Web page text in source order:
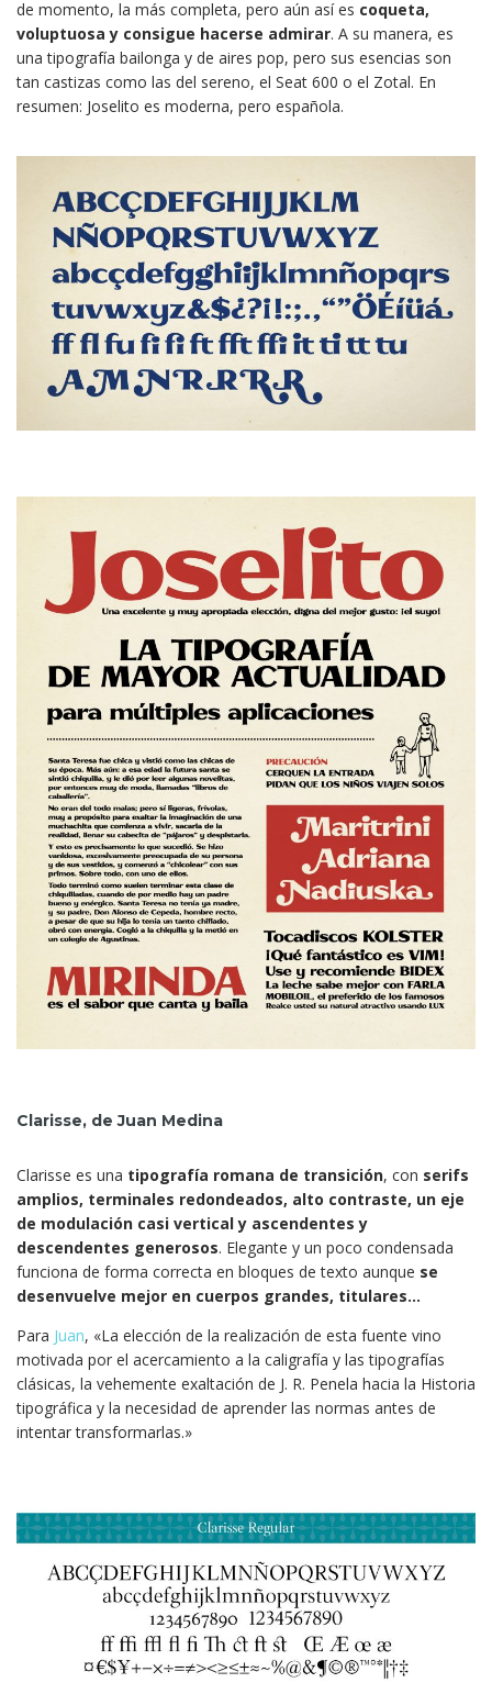
de momento, la más completa, pero aún así es coqueta,
voluptuosa y consigue hacerse admirar. A su manera, es
una tipografía bailonga y de aires pop, pero sus esencias son
tan castizas como las del sereno, el Seat 600 o el Zotal. En
resumen: Joselito es moderna, pero española.
Clarisse, de Juan Medina
Clarisse es una tipografía romana de transición, con serifs
amplios, terminales redondeados, alto contraste, un eje
de modulación casi vertical y ascendentes y
descendentes generosos. Elegante y un poco condensada
funciona de forma correcta en bloques de texto aunque se
desenvuelve mejor en cuerpos grandes, titulares…
Para Juan, «La elección de la realización de esta fuente vino
motivada por el acercamiento a la caligrafía y las tipografías
clásicas, la vehemente exaltación de J. R. Penela hacia la Historia
tipográfica y la necesidad de aprender las normas antes de
intentar transformarlas.»